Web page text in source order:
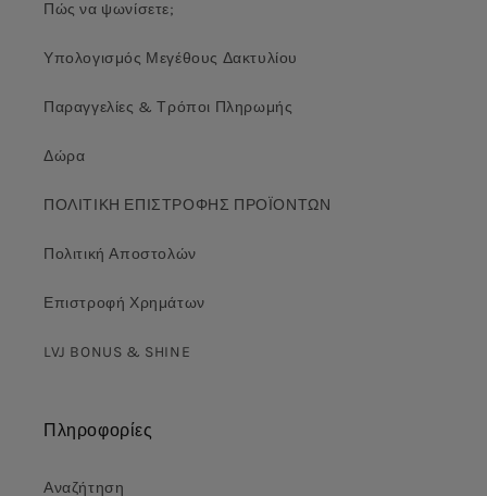
Πώς να ψωνίσετε;
Υπολογισμός Μεγέθους Δακτυλίου
Παραγγελίες & Τρόποι Πληρωμής
Δώρα
ΠΟΛΙΤΙΚΗ ΕΠΙΣΤΡΟΦΗΣ ΠΡΟΪΟΝΤΩΝ
Πολιτική Αποστολών
Επιστροφή Χρημάτων
LVJ BONUS & SHINE
Πληροφορίες
Αναζήτηση